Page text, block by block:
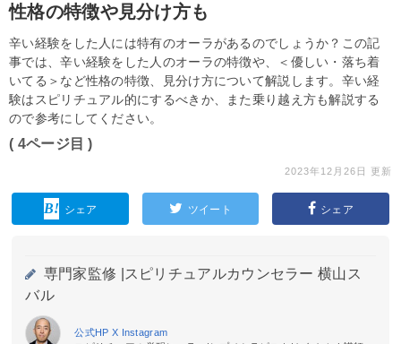
性格の特徴や見分け方も
辛い経験をした人には特有のオーラがあるのでしょうか？この記
事では、辛い経験をした人のオーラの特徴や、＜優しい・落ち着
いてる＞など性格の特徴、見分け方について解説します。辛い経
験はスピリチュアル的にするべきか、また乗り越え方も解説する
ので参考にしてください。
( 4ページ目 )
2023年12月26日 更新
シェア ツイート シェア
専門家監修 |
スピリチュアルカウンセラー 横山ス
バル
公式HP X Instagram